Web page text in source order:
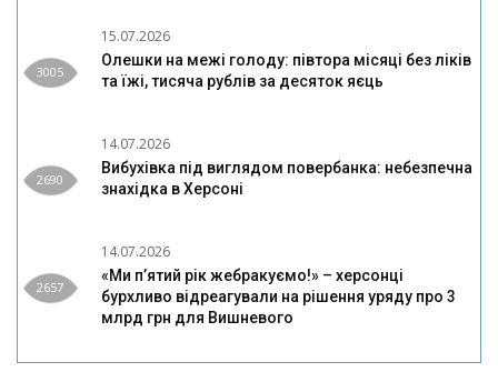
3005
15.07.2026
Олешки на межі голоду: півтора місяці без ліків
та їжі, тисяча рублів за десяток яєць
2690
14.07.2026
Вибухівка під виглядом повербанка: небезпечна
знахідка в Херсоні
2657
14.07.2026
«Ми п’ятий рік жебракуємо!» – херсонці
бурхливо відреагували на рішення уряду про 3
млрд грн для Вишневого